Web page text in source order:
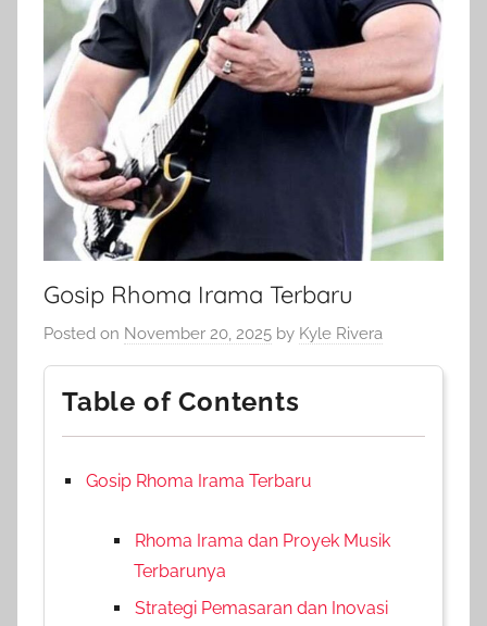
Gosip Rhoma Irama Terbaru
Posted on November 20, 2025 by Kyle Rivera
Table of Contents
Gosip Rhoma Irama Terbaru
Rhoma Irama dan Proyek Musik
Terbarunya
Strategi Pemasaran dan Inovasi